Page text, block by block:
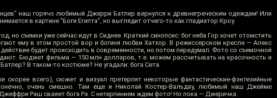
наш горячо любимый Джерри Батлер вернулся к древнегреческим одеждам! Или
в картине "Боги Египта", но выглядит отчего-то как гладиатор Кроу.
но съемки уже сейчас идут в Сиднее. Краткий синопсис: бог неба Гор хочет отомстить
ему в этом простой вор и богиня любви Хатхор. В режиссерском кресле — Алекс
будет происходить в современности, но потом передумал. Фото со съемочной
Бюджет фильма — 150 млн долларов, т.е. можем рассчитывать на красочность и
В таком-то костюме? Не угадали: бога Сета.
всего), сюжет и визуал претерпят некоторые фантастические-фэнтезийные
очень смешно. Там еще и Николай Костер-Вальдау, любимый наш Джейме
Раш сваяет бога Ра. С нетерпением ждем фото! Но пока — Джеричка.